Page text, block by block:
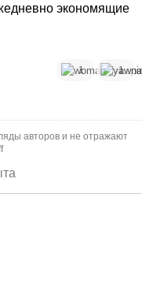
экономящие
1 1
авторов и не отражают